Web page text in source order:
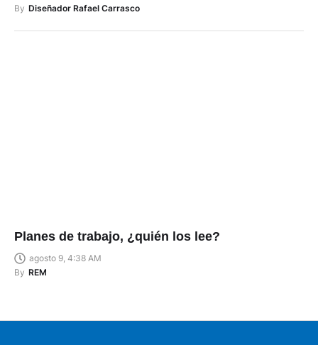
By Diseñador Rafael Carrasco
Planes de trabajo, ¿quién los lee?
agosto 9, 4:38 AM
By REM